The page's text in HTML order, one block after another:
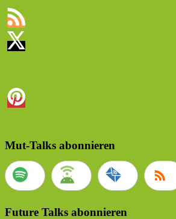
Mut-Talks abonnieren
Future Talks abonnieren